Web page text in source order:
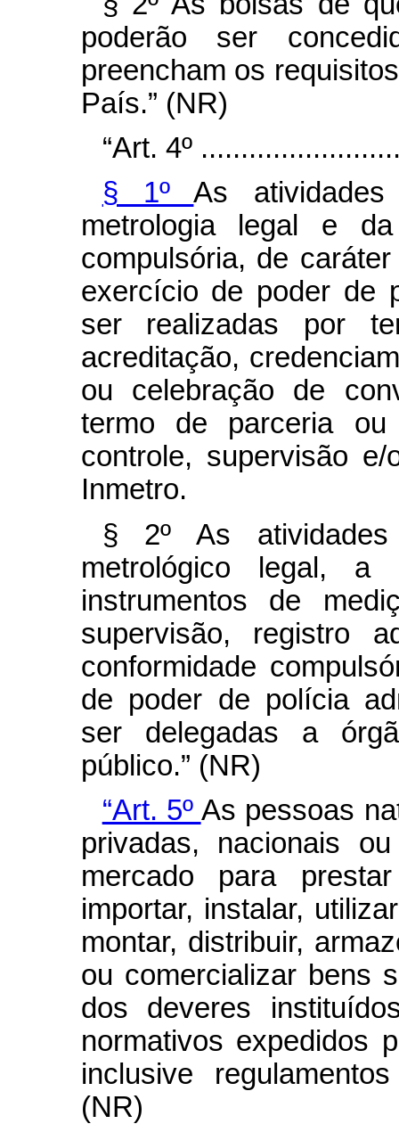
poderão ser
preencham os
País.” (NR)
“Art. 4º
§ 1ºAs
metrologia legal e
compulsória, de
exercício de poder de
ser realizadas por
acreditação,
ou celebração de
termo de parceria ou
controle, supervisão
Inmetro.
§ 2º As
metrológico legal, a
instrumentos de
supervisão, registro
conformidade
de poder de polícia
ser delegadas a
público.” (NR)
“Art. 5º As pessoas
privadas, nacionais
mercado para
importar, instalar,
montar, distribuir,
ou comercializar bens
dos deveres
normativos expedidos
inclusive
(NR)